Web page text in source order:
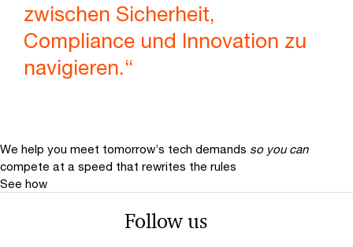
zwischen Sicherheit,
Compliance und Innovation zu
navigieren.“
We help you meet tomorrow’s tech demands so you can
compete at a speed that rewrites the rules
See how
Follow us